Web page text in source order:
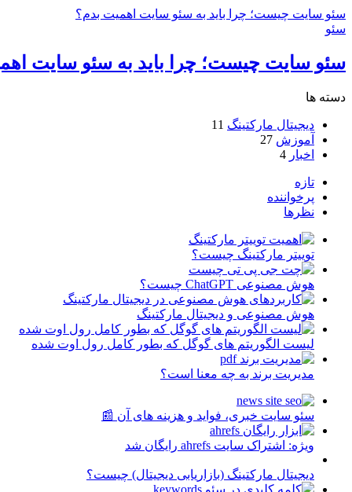
سئو سایت چیست؛ چرا باید به سئو سایت اهمیت بدم؟
سئو
سئو سایت چیست؛ چرا باید به سئو سایت
دسته ها
دیجیتال مارکتینگ 11
آموزش 27
اخبار 4
تازه
پرخواننده
نظرها
توییتر مارکتینگ چیست؟
هوش مصنوعی ChatGPT چیست؟
هوش مصنوعی و دیجیتال مارکتینگ
لیست الگوریتم های گوگل که بطور کامل رول اوت شده
مدیریت برند به چه معنا است؟
سئو سایت خبری، فواید و هزینه های آن 📰
ویژه: اشتراک سایت ahrefs رایگان شد
دیجیتال مارکتینگ (بازاریابی دیجیتال) چیست؟